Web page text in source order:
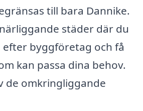
till bara Dannike.
städer där du
efter byggföretag och få
kan passa dina behov.
de omkringliggande